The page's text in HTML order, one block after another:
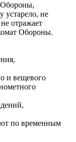
Обороны,
устарело, не
отражает
Обороны.
и вещевого
по временным